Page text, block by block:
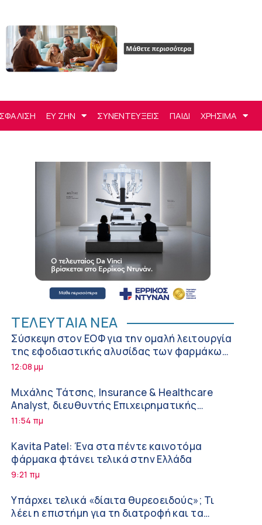
ΕΥ ΖΗΝ ΣΥΝΕΝΤΕΥΞΕΙΣ ΠΑΙΔΙ ΧΡΗΣΙΜΑ
ΤΕΛΕΥΤΑΙΑ ΝΕΑ
Σύσκεψη στον ΕΟΦ για την ομαλή λειτουργία
της εφοδιαστικής αλυσίδας των φαρμάκων
στη διάρκεια του καλοκαιριού
12:08 μμ
Μιχάλης Τάτσης, Insurance & Healthcare
Analyst, διευθυντής Επιχειρηματικής
Ανάπτυξης Ομίλου HHG
11:54 πμ
Kavita Patel: Ένα στα πέντε καινοτόμα
φάρμακα φτάνει τελικά στην Ελλάδα
9:21 πμ
Υπάρχει τελικά «δίαιτα θυρεοειδούς»; Τι
λέει η επιστήμη για τη διατροφή και τα